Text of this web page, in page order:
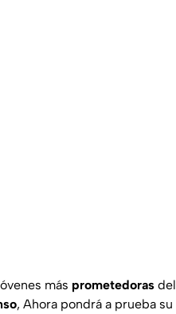
más prometedoras del
, Ahora pondrá a prueba su